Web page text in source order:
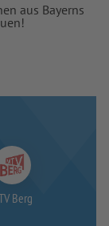
aus Bayerns
Berg